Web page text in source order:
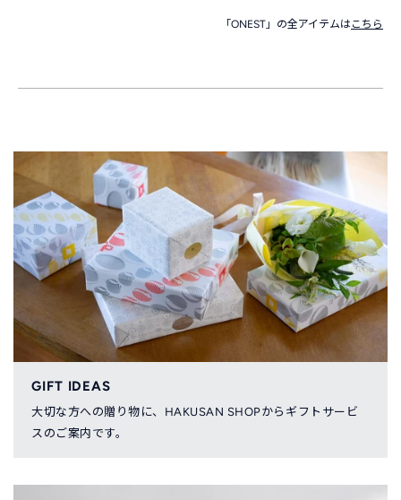
「ONEST」の全アイテムはこちら
GIFT IDEAS
大切な方への贈り物に、HAKUSAN SHOPからギフトサービ
スのご案内です。